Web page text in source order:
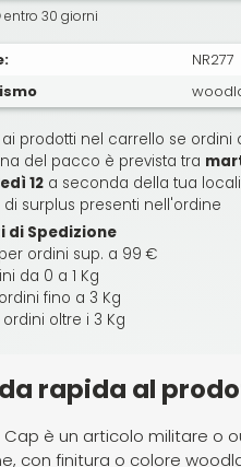
entro 30 giorni
NR277
prodotti nel carrello se ordini
del pacco è prevista tra
12 a seconda della tua
di surplus presenti nell'ordine
di Spedizione
per ordini sup. a 99 €
da 0 a 1 Kg
ordini fino a 3 Kg
ordini oltre i 3 Kg
rapida al
Cap è un articolo militare o
con finitura o colore